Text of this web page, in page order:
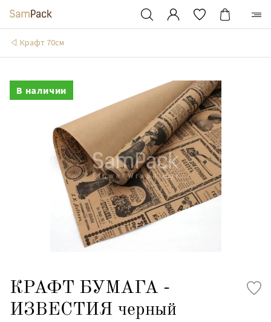
Крафт 70см
В наличии
КРАФТ БУМАГА -
ИЗВЕСТИЯ черный